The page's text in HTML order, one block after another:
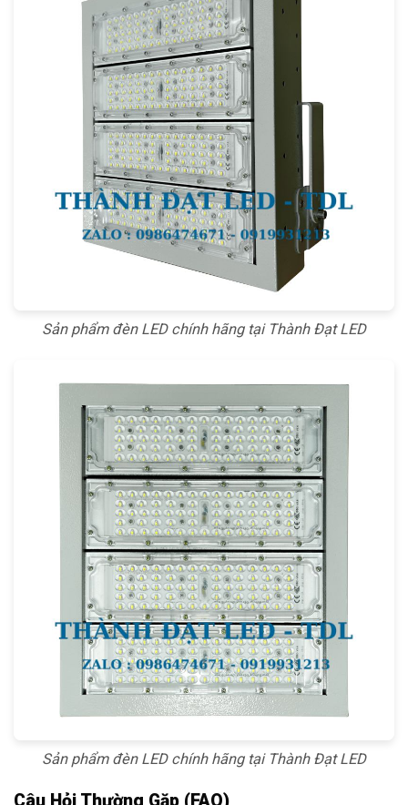
Sản phẩm đèn LED chính hãng tại Thành Đạt LED
Sản phẩm đèn LED chính hãng tại Thành Đạt LED
Câu Hỏi Thường Gặp (FAQ)